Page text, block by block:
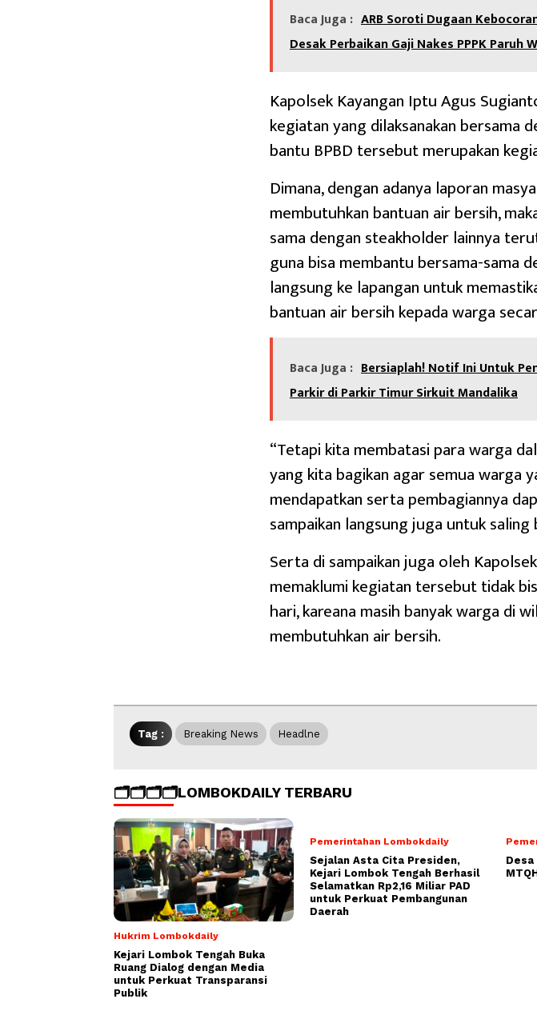
Baca Juga : ARB Soroti Dugaan
Desak Perbaikan Gaji Nakes PPPK Paruh
Kapolsek Kayangan Iptu Agus
kegiatan yang dilaksanakan bersama
bantu BPBD tersebut merupakan
Dimana, dengan adanya laporan
membutuhkan bantuan air bersih,
sama dengan steakholder lainnya
guna bisa membantu bersama-sama
langsung ke lapangan untuk
bantuan air bersih kepada warga
Baca Juga : Bersiaplah! Notif Ini Untuk
Parkir di Parkir Timur Sirkuit Mandalika
“Tetapi kita membatasi para warga
yang kita bagikan agar semua warga
mendapatkan serta pembagiannya
sampaikan langsung juga untuk
Serta di sampaikan juga oleh
memaklumi kegiatan tersebut tidak
hari, kareana masih banyak warga di
membutuhkan air bersih.
Tag : Breaking News Headlne
🗂️🗂️🗂️🗂️LOMBOKDAILY TERBARU
Hukrim Lombokdaily
Kejari Lombok Tengah Buka
Ruang Dialog dengan Media
untuk Perkuat Transparansi
Publik
Pemerintahan Lombokdaily
Sejalan Asta Cita Presiden,
Kejari Lombok Tengah Berhasil
Selamatkan Rp2,16 Miliar PAD
untuk Perkuat Pembangunan
Daerah
Desa